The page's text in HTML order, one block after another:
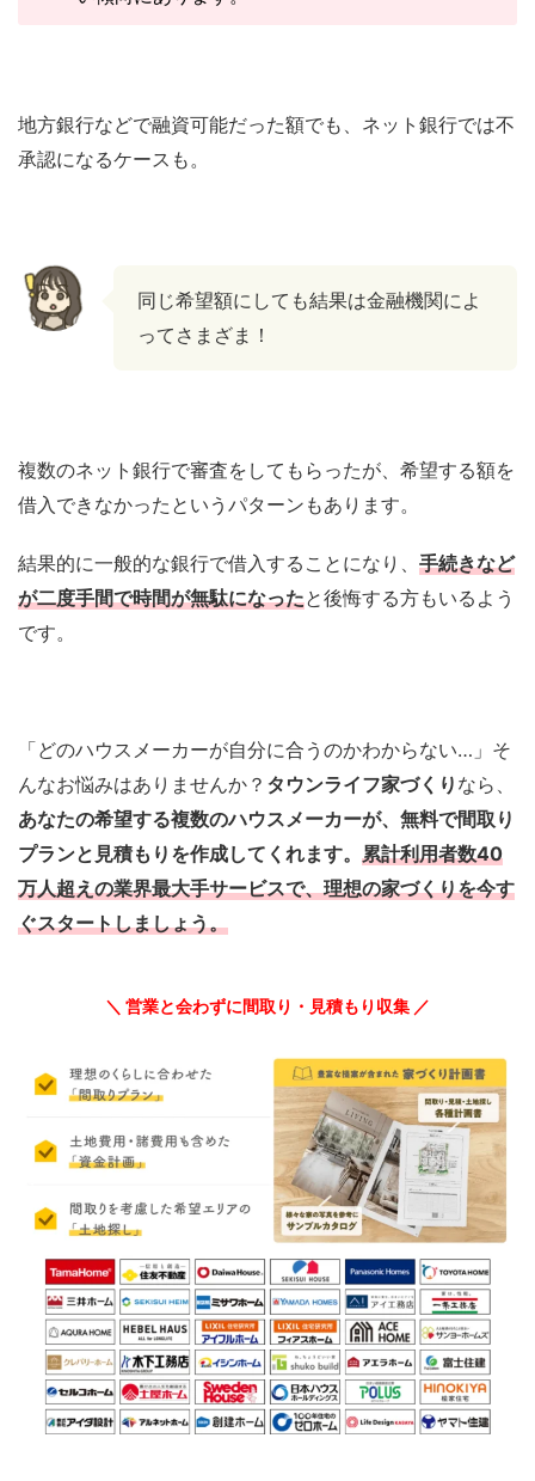
地方銀行などで融資可能だった額でも、ネット銀行では不
承認になるケースも。
同じ希望額にしても結果は金融機関によ
ってさまざま！
複数のネット銀行で審査をしてもらったが、希望する額を
借入できなかったというパターンもあります。
結果的に一般的な銀行で借入することになり、 手続きなど
が二度手間で時間が無駄になったと後悔する方もいるよう
です。
「どのハウスメーカーが自分に合うのかわからない…」そ
んなお悩みはありませんか？ タウンライフ家づくり なら、
あなたの希望する複数のハウスメーカーが、無料で間取り
プランと見積もりを作成してくれます。 累計利用者数40
万人超えの業界最大手サービスで、理想の家づくりを今す
ぐスタートしましょう。
＼ 営業と会わずに間取り・見積もり収集 ／